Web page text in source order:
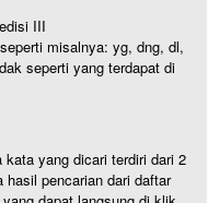
III
misalnya: yg, dng, dl,
seperti yang terdapat di
yang dicari terdiri dari 2
pencarian dari daftar